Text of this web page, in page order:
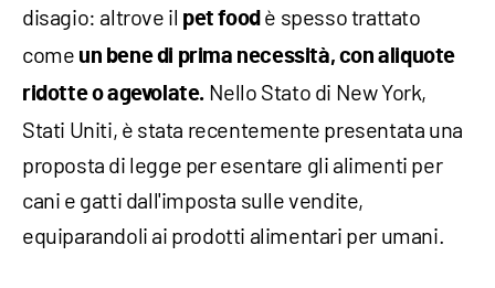
disagio: altrove il pet foodè spesso trattato
come un bene di prima necessità, con aliquote
ridotte o agevolate. Nello Stato di New York,
Stati Uniti, è stata recentemente presentata una
proposta di legge per esentare gli alimenti per
cani e gatti dall'imposta sulle vendite,
equiparandoli ai prodotti alimentari per umani.